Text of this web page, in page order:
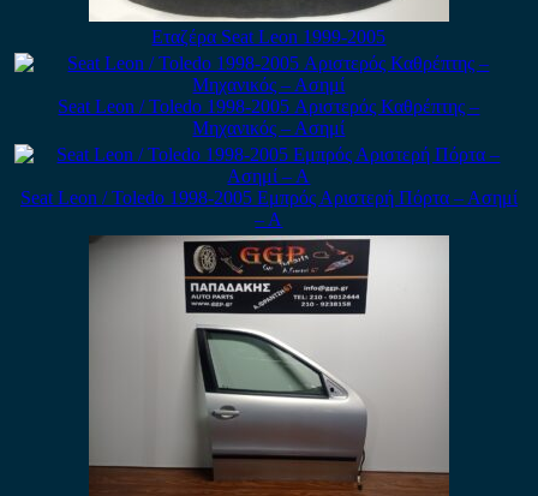
Εταζέρα Seat Leon 1999-2005
Seat Leon / Toledo 1998-2005 Αριστερός Καθρέπτης –
Μηχανικός – Ασημί
Seat Leon / Toledo 1998-2005 Εμπρός Αριστερή Πόρτα – Ασημί
– Α